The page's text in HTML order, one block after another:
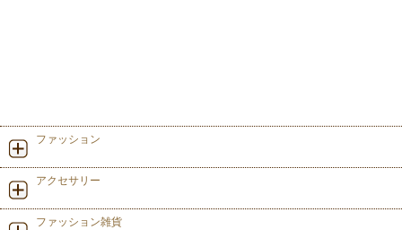
ファッション
アクセサリー
ファッション雑貨